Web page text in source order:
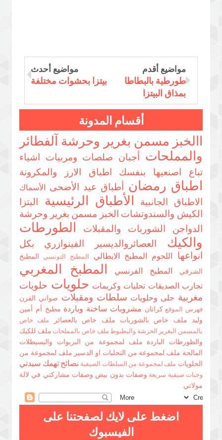
مواضيع أحدث
بيتزا بحشوات مختلفة
مواضيع أقدم
طورطية بالبطاطا
بمذاق البيتزا
أقسام المدونة
االخبز مسمن بغرير وحرشة آلفطائر
والمملحاتأجبان صلصات ومربيات اشياء
تباع اصنعيها بنفسك اطباق الارز والمكرونة
اطباق رمضان أطباق عيد الأضحى الأسماك
الاطباق الجانبية الأطباق الرئيسية
البتزا
الكيش والسندوتشات الخبز مسمن بغرير وحرشة
الدواجن الشوربات والمقبلات الطورطات
والكيك
العصائروالديسير الفينوازري بكل
انواعها
اللحوم المطبخ الايطالي المطبخ التونسي المطبخ
الشرقي المطبخ الفرنسي المطبخ المغربي
تجارب الصديقات تحليات وكريمات حلويات حلويات
مغربية حلى وحلويات سلطات ومقبلات صواني الفرن
فهرس الموقعكراتان مشروبات ساخنة وباردة مطبخ أم أمين
وليد ملف خاص بالشوربات ملف خاص بالعصائر
ملف خاص
بالمسمن البغرير الحرشة والبطبوط ملف خاص بالمملحات ملف للكيك
والطورطات الباردة ملف لمجموعة من البريوات والبسيطلات
المالحة ملف لمجموعة من التحليات او الدسير ملف لمجموعة من
الحلويات ملف لمجموعة من السلطات الصيفية نصائح تهمك سيدتي
وجبات صيفية سريعة وصفات بدون بيض وصفات مشاركتي في لالة
مولاتي
اضغط على لايك لصفحتنا على
الفيسبوك